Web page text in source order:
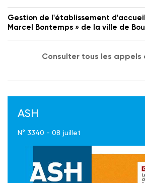
Gestion de l'établissement
Marcel Bontemps » de la ville de
Consulter tous les appels
ASH
N° 3340 - 08 juillet